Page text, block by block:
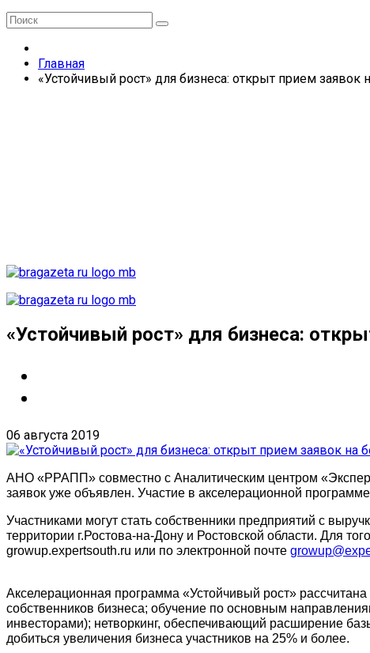
Главная
«Устойчивый рост» для бизнеса: открыт прием
«Устойчивый рост» для бизнеса:
06 августа 2019
АНО «РРАПП» совместно с Аналитическим центром
заявок уже объявлен. Участие в акселерационной
Участниками могут стать собственники предприятий с
территории г.Ростова-на-Дону и Ростовской области. Для
growup.expertsouth.ru или по электронной почте
Акселерационная программа «Устойчивый рост»
собственников бизнеса; обучение по основным
инвесторами); нетворкинг, обеспечивающий расширение
добиться увеличения бизнеса участников на 25% и более.